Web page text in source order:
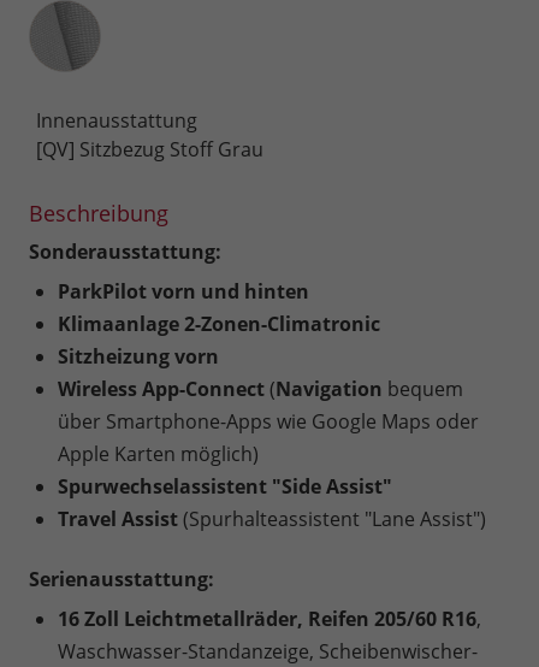
Innenausstattung
Innenausstattung
[QV] Sitzbezug Stoff Grau
Beschreibung
Sonderausstattung:
ParkPilot vorn und hinten
Klimaanlage 2-Zonen-Climatronic
Sitzheizung vorn
Wireless App-Connect(Navigation bequem
über Smartphone-Apps wie Google Maps oder
Apple Karten möglich)
Spurwechselassistent "Side Assist"
Travel Assist(Spurhalteassistent "Lane Assist")
Serienausstattung:
16 Zoll Leichtmetallräder, Reifen 205/60 R16,
Waschwasser-Standanzeige, Scheibenwischer-